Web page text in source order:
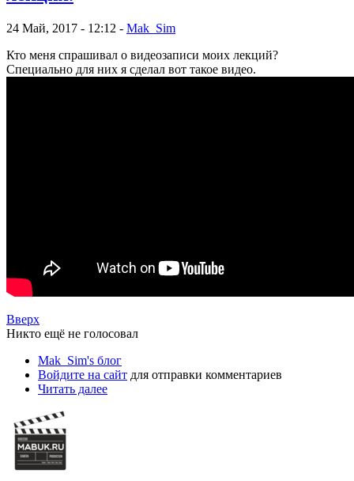
24 Май, 2017 - 12:12 - Mak_Sim
Кто меня спрашивал о видеозаписи моих лекций?
Специально для них я сделал вот такое видео.
Вверх
Никто ещё не голосовал
Mak_Sim's блог
Войдите на сайт для отправки комментариев
Читать далее